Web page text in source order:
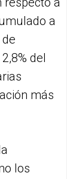
a
del
más
los